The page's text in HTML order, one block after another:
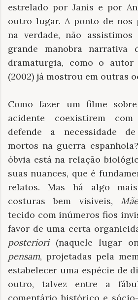
estrelado por Janis e por
outro lugar. A ponto de nos
na verdade, não
grande manobra
dramaturgia, como o autor
(2002) já mostrou em outras
Como fazer um filme
acidente coexistirem
defende a necessidade
mortos na guerra
óbvia está na relação
suas nuances, que é
relatos. Mas há algo
costuras bem visíveis,
tecido com inúmeros fios
favor de uma certa
posteriori(naquele lugar
pensam, projetadas pela
estabelecer uma espécie de
outro, talvez entre a